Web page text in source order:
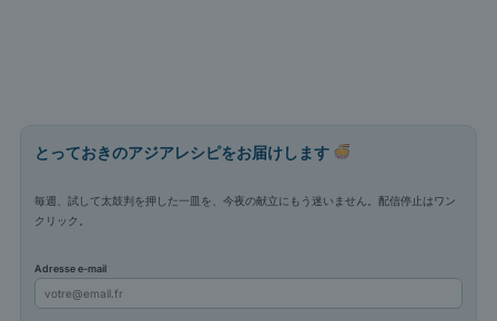
とっておきのアジアレシピをお届けします
毎週、試して太鼓判を押した一皿を、今夜の献立にもう迷いません。配信停止はワン
クリック。
Adresse e-mail